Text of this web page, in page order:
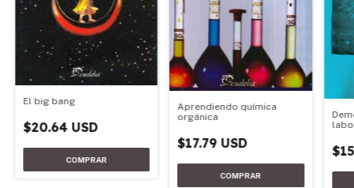
El big bang
$20.64 USD
Aprendiendo química
orgánica
$17.79 USD